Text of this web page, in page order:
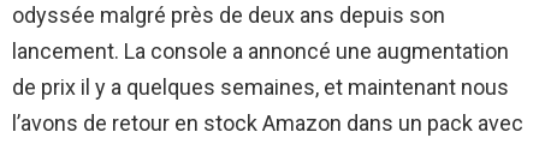
odyssée malgré près de deux ans depuis son
lancement. La console a annoncé une augmentation
de prix il y a quelques semaines, et maintenant nous
l’avons de retour en stock Amazon dans un pack avec